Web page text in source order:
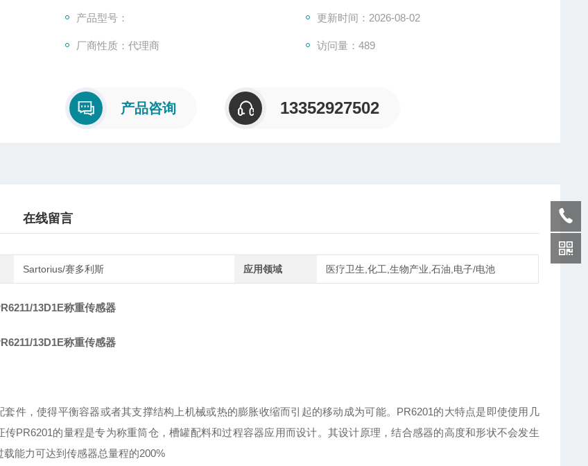
产品型号：
更新时间：2026-08-02
厂商性质：代理商 访问量：489
产品咨询 13352927502
在线留言
Sartorius/赛多利斯 应用领域 医疗卫生,化工,生物产业,石油,电子/电池
13D1E称重传感器
13D1E称重传感器
套件，使得平衡容器或者其支撑结构上机械或热的膨胀收缩而引起的移动成为可能。PR6201的大特点是即使使用几
传PR6201的量程是专为称重筒仓，槽罐配料和过程容器应用而设计。其设计原理，结合感器的高度和形状不会发生
载能力可达到传感器总量程的200%